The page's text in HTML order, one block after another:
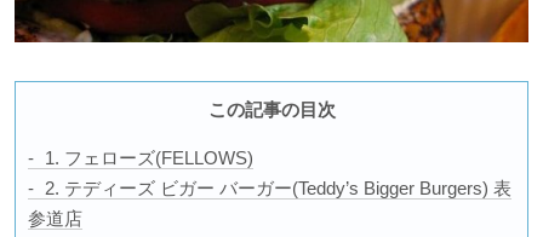
この記事の目次
1. フェローズ(FELLOWS)
2. テディーズ ビガー バーガー(Teddy’s Bigger Burgers) 表
参道店